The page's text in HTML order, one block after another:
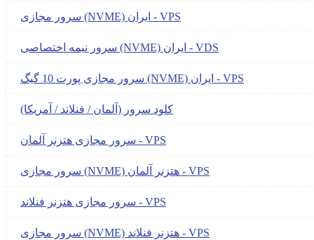
سرور مجازی (NVME) ایران - VPS
سرور نیمه اختصاصی (NVME) ایران - VDS
سرور مجازی پورت 10 گیگ (NVME) ایران - VPS
کلود سرور (آلمان / فنلاند / آمریکا)
سرور مجازی هتزنر آلمان - VPS
سرور مجازی (NVME) هتزنر آلمان - VPS
سرور مجازی هتزنر فنلاند - VPS
سرور مجازی (NVME) هتزنر فنلاند - VPS